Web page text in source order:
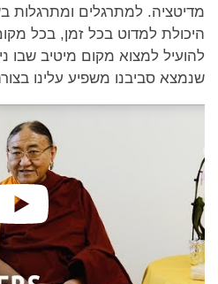
מדיטציה. למתרגלים
היכולת למדוט בכל זמן, בכל
להועיל למצוא מקום מיטיב שבו
שנמצא סביבנו משפיע עלינו